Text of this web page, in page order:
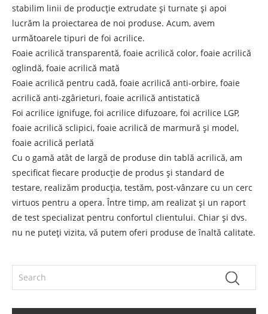
stabilim linii de producție extrudate și turnate și apoi
lucrăm la proiectarea de noi produse. Acum, avem
următoarele tipuri de foi acrilice.
Foaie acrilică transparentă, foaie acrilică color, foaie acrilică
oglindă, foaie acrilică mată
Foaie acrilică pentru cadă, foaie acrilică anti-orbire, foaie
acrilică anti-zgârieturi, foaie acrilică antistatică
Foi acrilice ignifuge, foi acrilice difuzoare, foi acrilice LGP,
foaie acrilică sclipici, foaie acrilică de marmură și model,
foaie acrilică perlată
Cu o gamă atât de largă de produse din tablă acrilică, am
specificat fiecare producție de produs și standard de
testare, realizăm producția, testăm, post-vânzare cu un cerc
virtuos pentru a opera. Între timp, am realizat și un raport
de test specializat pentru confortul clientului. Chiar și dvs.
nu ne puteți vizita, vă putem oferi produse de înaltă calitate.